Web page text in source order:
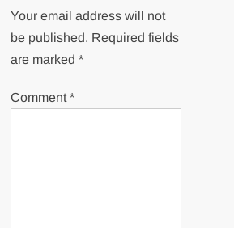
Your email address will not
be published. Required fields
are marked*
Comment*